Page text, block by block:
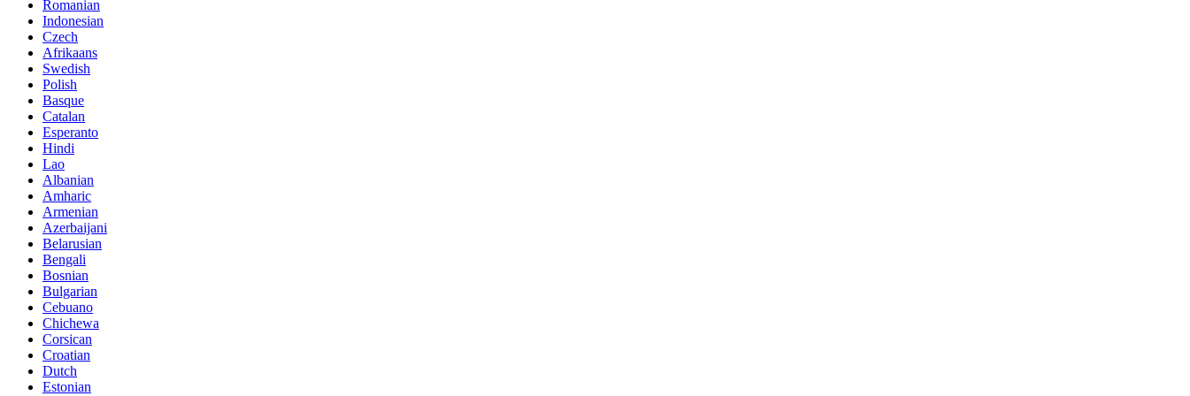
Romanian
Indonesian
Czech
Afrikaans
Swedish
Polish
Basque
Catalan
Esperanto
Hindi
Lao
Albanian
Amharic
Armenian
Azerbaijani
Belarusian
Bengali
Bosnian
Bulgarian
Cebuano
Chichewa
Corsican
Croatian
Dutch
Estonian